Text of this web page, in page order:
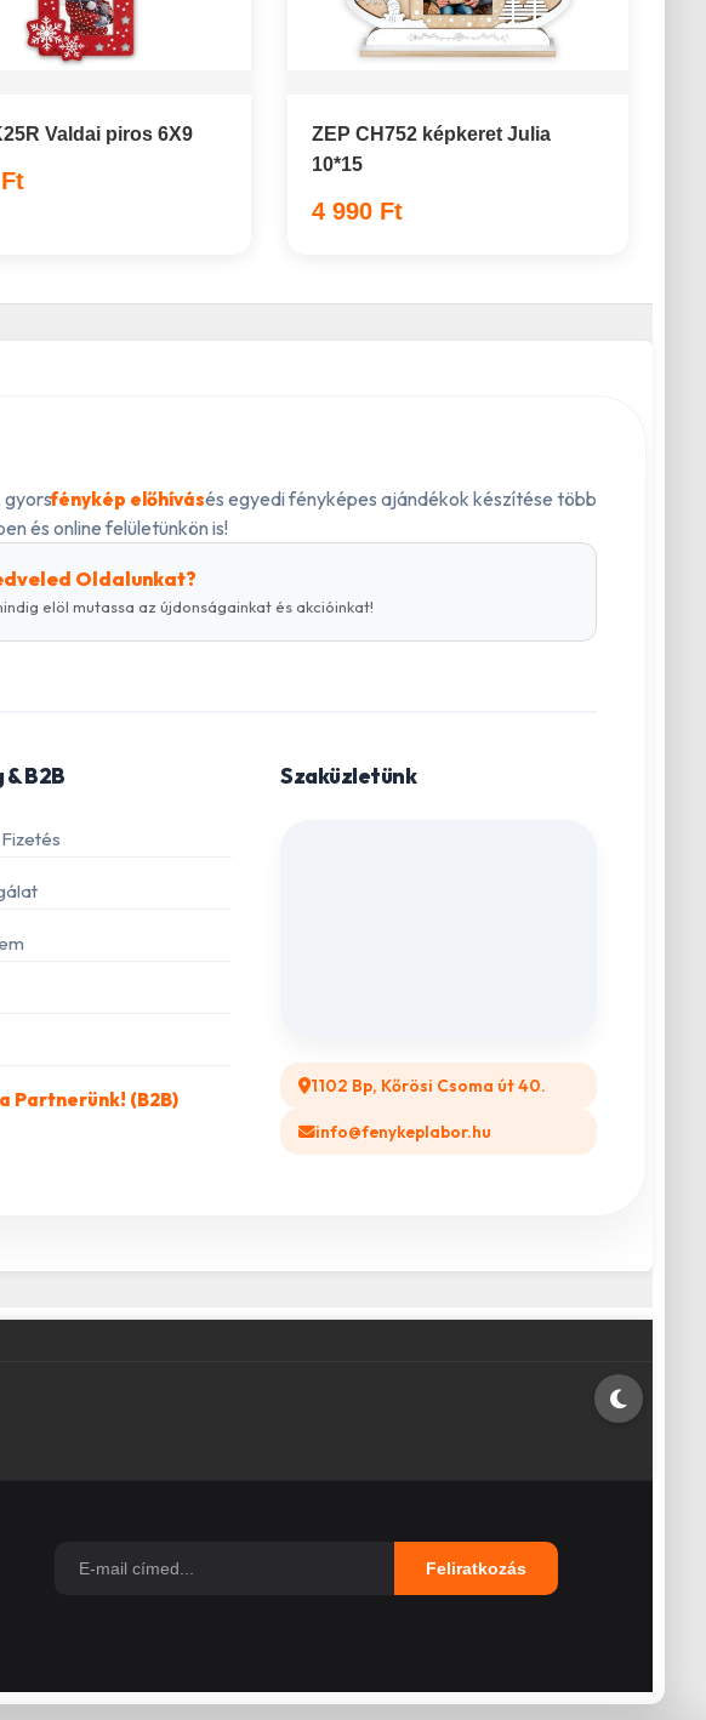
Valdai piros 6X9
ZEP CH752 képkeret Julia
10*15
4 990 Ft
gyorsfénykép előhívásés egyedi fényképes ajándékok készítése több
és online felületünkön is!
Oldalunkat?
elöl mutassa az újdonságainkat és akcióinkat!
B2B
Partnerünk! (B2B)
Szaküzletünk
1102 Bp, Kőrösi Csoma út 40.
info@fenykeplabor.hu
Feliratkozás